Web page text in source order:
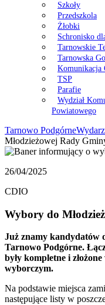
Szkoły
Przedszkola
Żłobki
Schronisko
Tarnowskie
Tarnowska
Komunikacja
TSP
Parafie
Wydział
Powiatowego
Tarnowo Podgórne
Młodzieżowej Rady
26/04/2025
CDIO
Wybory do
Już znamy kandydatów
Tarnowo Podgórne.
były kompletne i
wyborczym.
Na podstawie miejsca
następujące listy w